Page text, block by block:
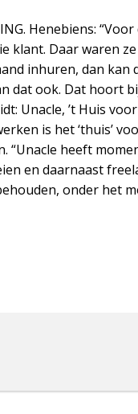
Henebiens:
klant. Daar waren
inhuren, dan kan
dat ook. Dat hoort
Unacle, ’t Huis
is het ‘thuis’
heeft
en daarnaast
onder het